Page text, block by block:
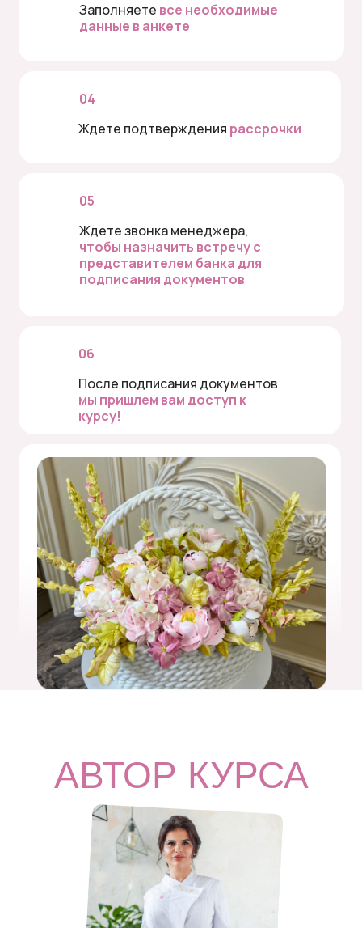
Заполняете все необходимые
данные в анкете
Ждете подтверждения рассрочки
Ждете звонка менеджера,
чтобы назначить встречу с
представителем банка для
подписания документов
После подписания документов
мы пришлем вам доступ к
курсу!
04
05
06
АВТОР КУРСА